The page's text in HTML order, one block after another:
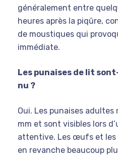
généralement entre
heures après la piqûre,
de moustiques qui
immédiate.
Les punaises de lit
nu ?
Oui. Les punaises
mm et sont visibles lors
attentive. Les œufs et les
en revanche beaucoup